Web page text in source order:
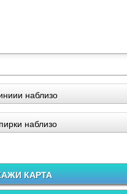
наблизо
наблизо
КАРТА